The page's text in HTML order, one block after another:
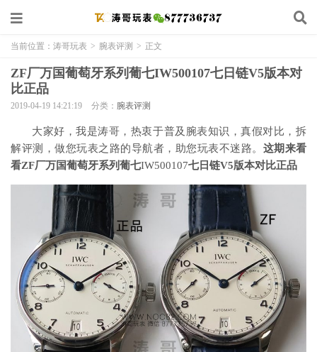
当前位置： 涛哥玩表 > 腕表评测 > 正文
ZF厂万国葡萄牙系列葡七IW500107七日链V5版本对
比正品
2019-04-19 14:21:19 分类： 腕表评测
大家好，我是涛哥，热衷于普及腕表知识，真假对比，拆
解评测，做您玩表之路的导航者，助您玩表不迷路。 这期来看
看ZF厂万国葡萄牙系列葡七IW500107七日链V5版本对比正品